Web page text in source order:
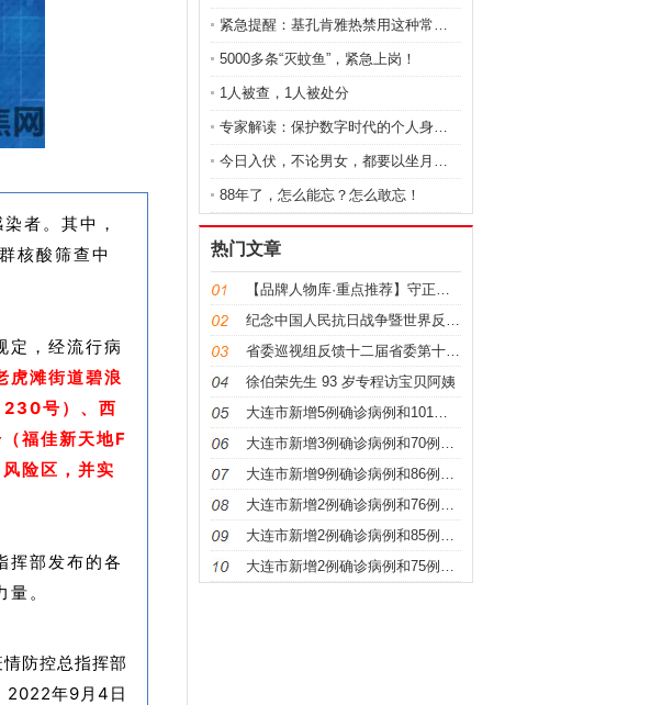
者。其中，
核酸筛查中
定，经流行病
虎滩街道碧浪
号）、西
福佳新天地F
险区，并实
挥部发布的各
。
防控总指挥部
2022年9月4日
紧急提醒：基孔肯雅热禁用这种常见药！
5000多条“灭蚊鱼”，紧急上岗！
1人被查，1人被处分
专家解读：保护数字时代的个人身份信息安全
今日入伏，不论男女，都要以坐月子的态度来养生，为家
88年了，怎么能忘？怎么敢忘！
热门文章
【品牌人物库·重点推荐】守正创新，仁心保髋——李红
纪念中国人民抗日战争暨世界反法西斯战争胜利80周年
省委巡视组反馈十二届省委第十二轮巡视情况
徐伯荣先生 93 岁专程访宝贝阿姨
大连市新增5例确诊病例和101例无症状感染者
大连市新增3例确诊病例和70例无症状感染者
大连市新增9例确诊病例和86例无症状感染者
大连市新增2例确诊病例和76例无症状感染者
大连市新增2例确诊病例和85例无症状感染者
大连市新增2例确诊病例和75例无症状感染者